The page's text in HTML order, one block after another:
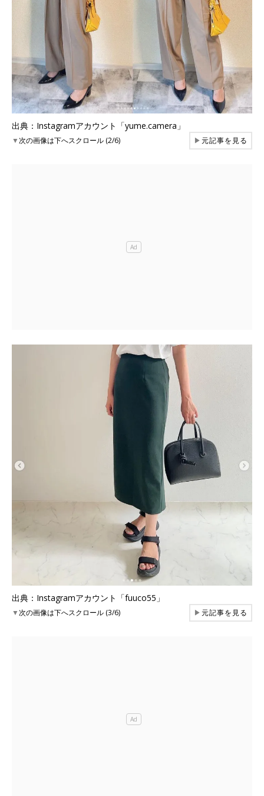
出典：Instagramアカウント「yume.camera」
▼次の画像は下へスクロール (2/6) ▶元記事を見る
出典：Instagramアカウント「fuuco55」
▼次の画像は下へスクロール (3/6) ▶元記事を見る